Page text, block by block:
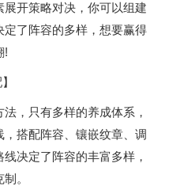
开策略对决，你可以组建
了阵容的多样，想要赢得
!
，只有多样的养成体系，
搭配阵容、镶嵌纹章、调
决定了阵容的丰富多样，
。